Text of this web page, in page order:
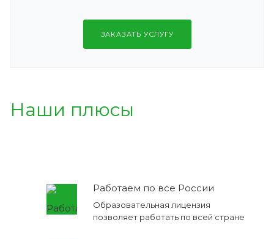
ЗАКАЗАТЬ УСЛУГУ
Наши плюсы
Работаем по все России
Образовательная лицензия
позволяет работать по всей стране